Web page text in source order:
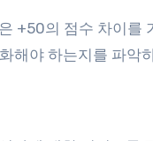
+50의 점수 차이를
해야 하는지를 파악